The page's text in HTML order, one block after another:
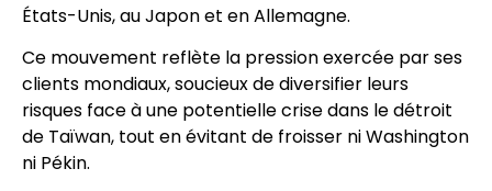
États-Unis, au Japon et en Allemagne.
Ce mouvement reflète la pression exercée par ses
clients mondiaux, soucieux de diversifier leurs
risques face à une potentielle crise dans le détroit
de Taïwan, tout en évitant de froisser ni Washington
ni Pékin.